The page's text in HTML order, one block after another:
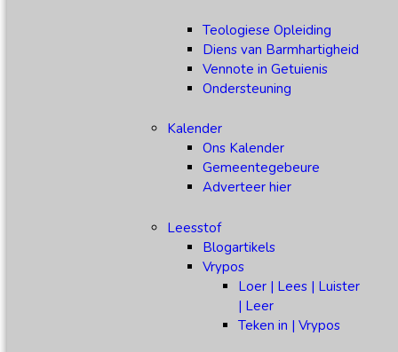
Teologiese Opleiding
Diens van Barmhartigheid
Vennote in Getuienis
Ondersteuning
Kalender
Ons Kalender
Gemeentegebeure
Adverteer hier
Leesstof
Blogartikels
Vrypos
Loer | Lees | Luister
| Leer
Teken in | Vrypos